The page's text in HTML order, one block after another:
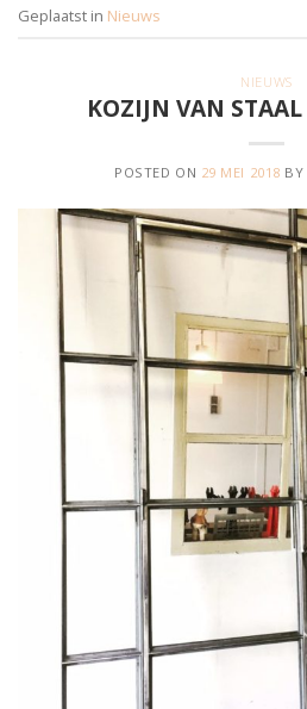
Geplaatst in Nieuws
NIEUWS
KOZIJN VAN
POSTED ON 29 MEI 2018 BY